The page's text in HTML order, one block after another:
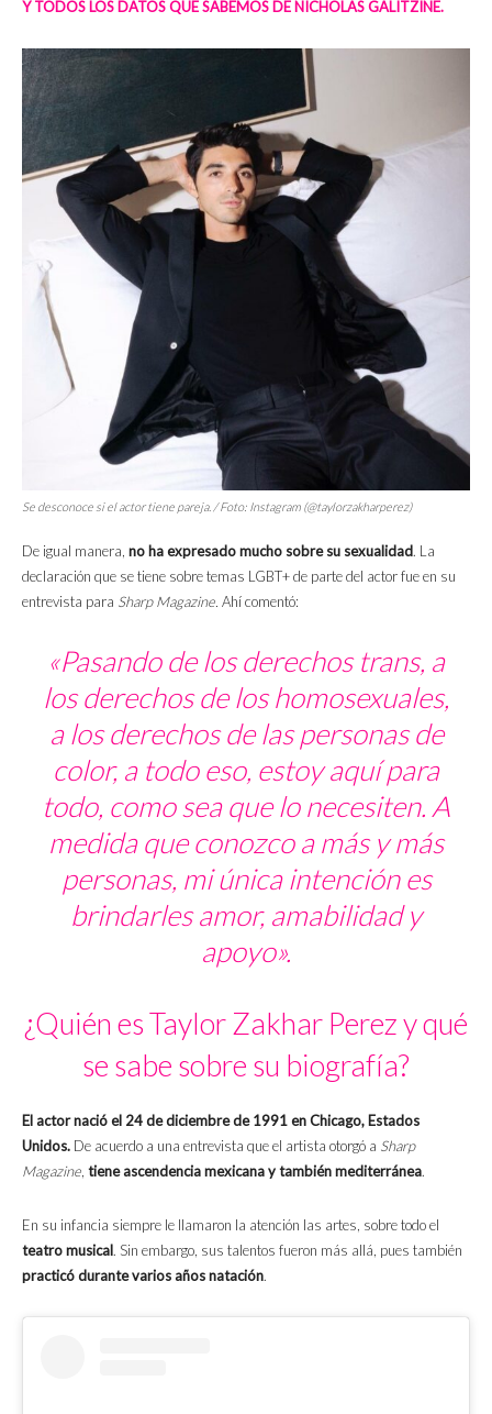
Y TODOS LOS DATOS QUE SABEMOS DE NICHOLAS GALITZINE.
Se desconoce si el actor tiene pareja. / Foto: Instagram (@taylorzakharperez)
De igual manera, no ha expresado mucho sobre su sexualidad. La
declaración que se tiene sobre temas LGBT+ de parte del actor fue en su
entrevista para Sharp Magazine. Ahí comentó:
«Pasando de los derechos trans, a
los derechos de los homosexuales,
a los derechos de las personas de
color, a todo eso, estoy aquí para
todo, como sea que lo necesiten. A
medida que conozco a más y más
personas, mi única intención es
brindarles amor, amabilidad y
apoyo».
¿Quién es Taylor Zakhar Perez y qué
se sabe sobre su biografía?
El actor nació el 24 de diciembre de 1991 en Chicago, Estados
Unidos. De acuerdo a una entrevista que el artista otorgó a Sharp
Magazine, tiene ascendencia mexicana y también mediterránea.
En su infancia siempre le llamaron la atención las artes, sobre todo el
teatro musical. Sin embargo, sus talentos fueron más allá, pues también
practicó durante varios años natación.